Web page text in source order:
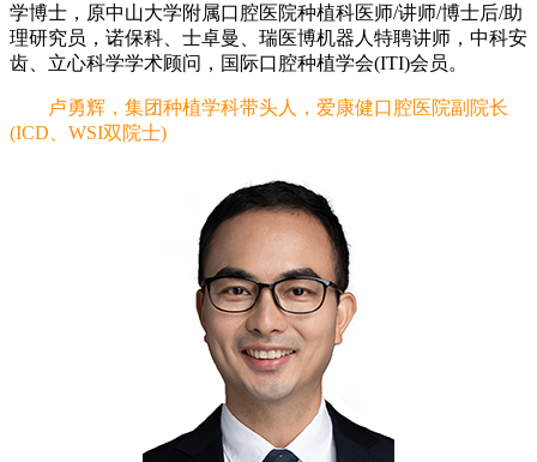
学博士，原中山大学附属口腔医院种植科医师/讲师/博士后/助
理研究员，诺保科、士卓曼、瑞医博机器人特聘讲师，中科安
齿、立心科学学术顾问，国际口腔种植学会(ITI)会员。
卢勇辉，集团种植学科带头人，爱康健口腔医院副院长
(ICD、WSI双院士)